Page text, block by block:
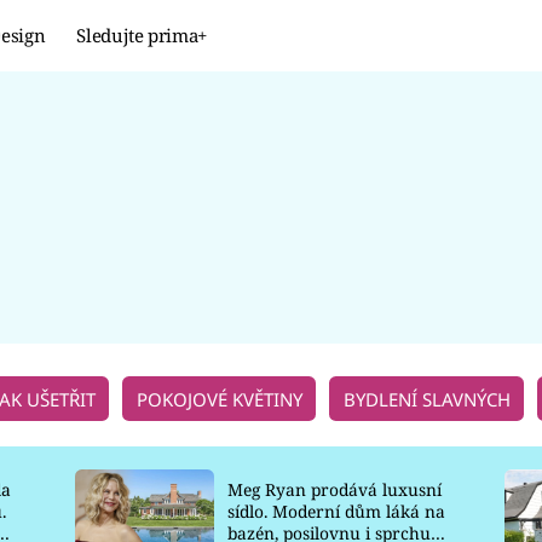
Sledujte prima+
UŠETŘIT POKOJOVÉ KVĚTINY BYDLENÍ SLAVNÝCH
Meg Ryan prodává luxusní
sídlo. Moderní dům láká na
bazén, posilovnu i sprchu